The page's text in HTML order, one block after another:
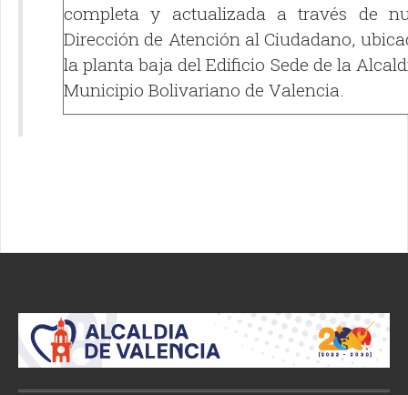
completa y actualizada a través de
Dirección de Atención al Ciudadano,
la planta baja del Edificio Sede de la
Municipio Bolivariano de Valencia.